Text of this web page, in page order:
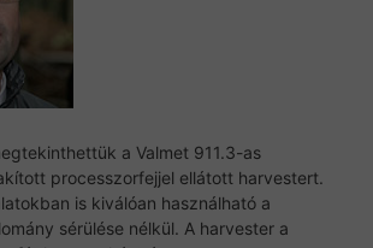
a Valmet 911.3-as
processzorfejjel ellátott harvestert.
is kiválóan használható a
sérülése nélkül. A harvester a